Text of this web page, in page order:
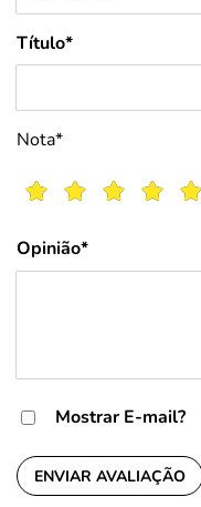
Título*
Nota*
Opinião*
Mostrar E-mail?
ENVIAR AVALIAÇÃO